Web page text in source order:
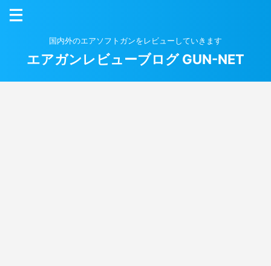
国内外のエアソフトガンをレビューしていきます
エアガンレビューブログ GUN-NET